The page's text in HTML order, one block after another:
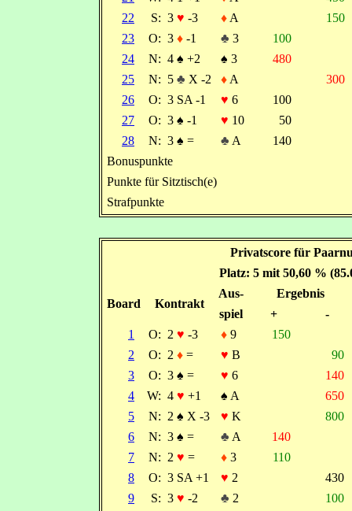
22
S: 3 ♥ -3 ♦ A
150
23
O: 3 ♦ -1 ♣ 3
100
24
N: 4 ♠ +2 ♠ 3
480
25
N: 5 ♣ X -2 ♦ A
300
26
O: 3 SA -1 ♥ 6
100
27
O: 3 ♠ -1 ♥ 10
50
28
N: 3 ♠ = ♣ A
140
Bonuspunkte
Punkte für Sitztisch(e)
Strafpunkte
Privatscore für
Platz: 5 mit 50,60 %
Board Kontrakt
Aus-
Ergebnis
spiel
+
-
1
O: 2 ♥ -3 ♦ 9
150
2
O: 2 ♦ = ♥ B
90
3
O: 3 ♠ = ♥ 6
140
4
W: 4 ♥ +1 ♠ A
650
5
N: 2 ♠ X -3 ♥ K
800
6
N: 3 ♠ = ♣ A
140
7
N: 2 ♥ = ♦ 3
110
8
O: 3 SA +1 ♥ 2
430
9
S: 3 ♥ -2 ♣ 2
100